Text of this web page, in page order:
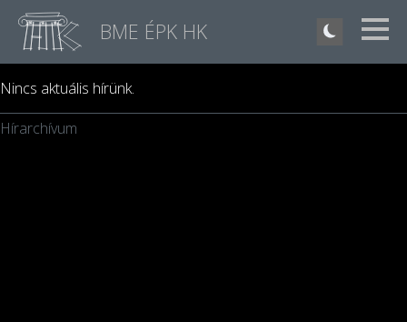
BME ÉPK HK
Nincs aktuális hírünk.
Hírarchívum